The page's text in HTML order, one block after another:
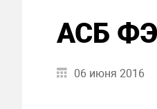
АСБ
06 июня 2016